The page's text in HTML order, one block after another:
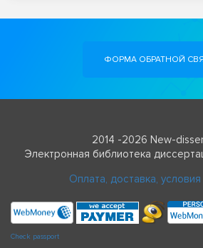
ФОРМА ОБРАТНОЙ
2014 -2026 New-
Электронная библиотека
Оплата, доставка,
Check passport